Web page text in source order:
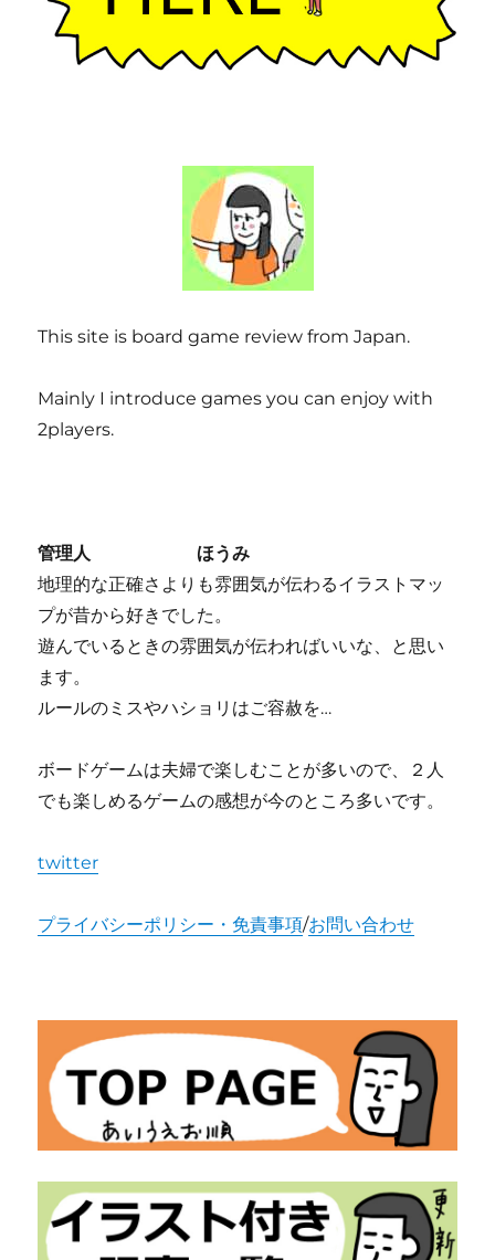
This site is board game review from Japan.
Mainly I introduce games you can enjoy with
2players.
管理人 ほうみ
地理的な正確さよりも雰囲気が伝わるイラストマッ
プが昔から好きでした。
遊んでいるときの雰囲気が伝わればいいな、と思い
ます。
ルールのミスやハショリはご容赦を…
ボードゲームは夫婦で楽しむことが多いので、２人
でも楽しめるゲームの感想が今のところ多いです。
twitter
プライバシーポリシー・免責事項/お問い合わせ